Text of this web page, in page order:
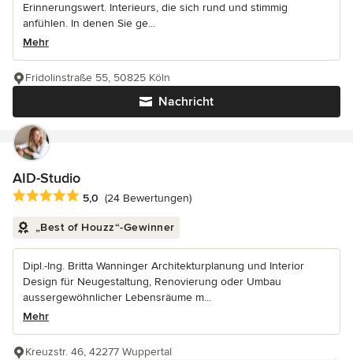
Erinnerungswert. Interieurs, die sich rund und stimmig
anfühlen. In denen Sie ge...
Mehr
Nachricht
Fridolinstraße 55, 50825 Köln
AID-Studio
Durchschnittliche Bewertung: 5 von 5 Sternen
5,0 (24 Bewertungen)
„Best of Houzz“-Gewinner
Dipl.-Ing. Britta Wanninger Architekturplanung und Interior
Design für Neugestaltung, Renovierung oder Umbau
aussergewöhnlicher Lebensräume m...
Mehr
Kreuzstr. 46, 42277 Wuppertal